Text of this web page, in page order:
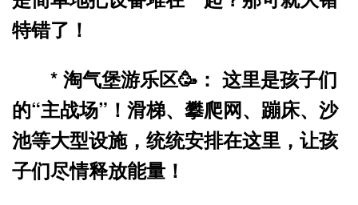
特错了！
* 淘气堡游乐区🥳： 这里是孩子们
的“主战场”！滑梯、攀爬网、蹦床、沙
池等大型设施，统统安排在这里，让孩
子们尽情释放能量！